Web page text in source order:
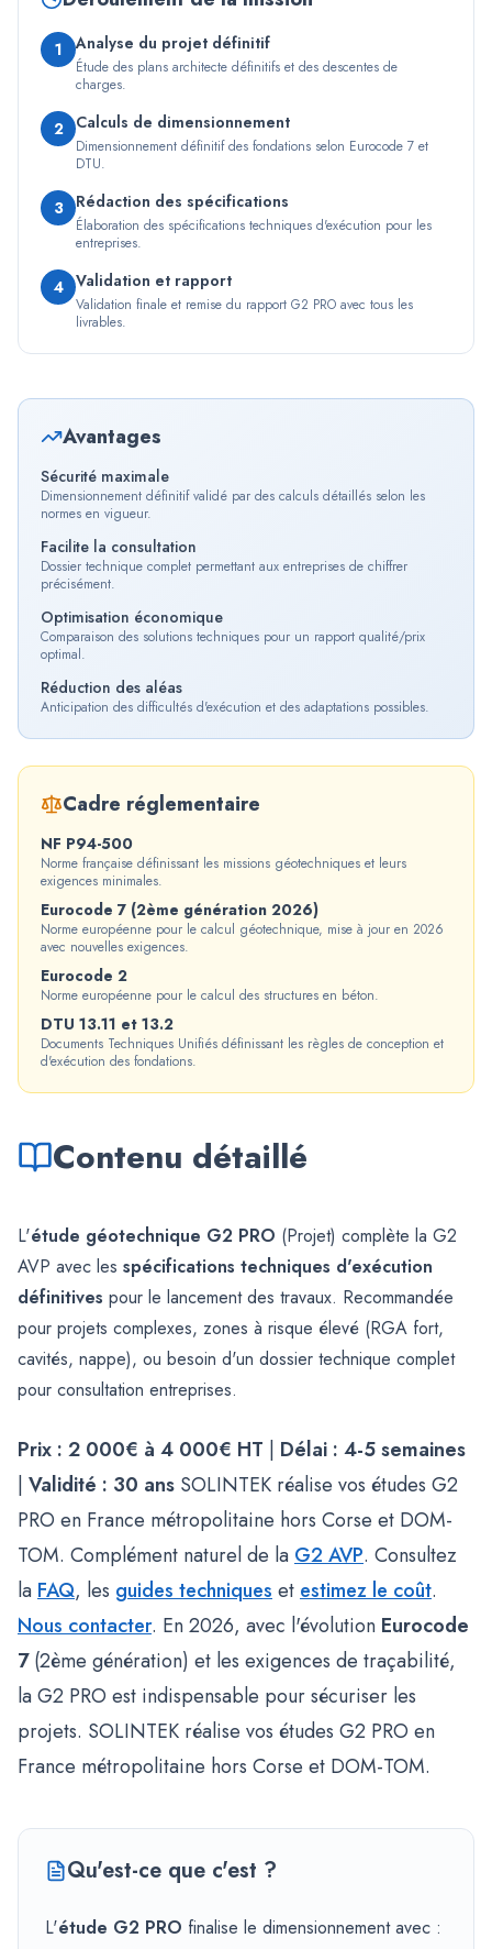
1 Analyse du projet définitif
Étude des plans architecte définitifs et des descentes de
charges.
2 Calculs de dimensionnement
Dimensionnement définitif des fondations selon Eurocode 7 et
DTU.
3 Rédaction des spécifications
Élaboration des spécifications techniques d'exécution pour les
entreprises.
4 Validation et rapport
Validation finale et remise du rapport G2 PRO avec tous les
livrables.
Avantages
Sécurité maximale
Dimensionnement définitif validé par des calculs détaillés selon les
normes en vigueur.
Facilite la consultation
Dossier technique complet permettant aux entreprises de chiffrer
précisément.
Optimisation économique
Comparaison des solutions techniques pour un rapport qualité/prix
optimal.
Réduction des aléas
Anticipation des difficultés d'exécution et des adaptations possibles.
Cadre réglementaire
NF P94-500
Norme française définissant les missions géotechniques et leurs
exigences minimales.
Eurocode 7 (2ème génération 2026)
Norme européenne pour le calcul géotechnique, mise à jour en 2026
avec nouvelles exigences.
Eurocode 2
Norme européenne pour le calcul des structures en béton.
DTU 13.11 et 13.2
Documents Techniques Unifiés définissant les règles de conception et
d'exécution des fondations.
Contenu détaillé
L'étude géotechnique G2 PRO (Projet) complète la G2
AVP avec les spécifications techniques d'exécution
définitives pour le lancement des travaux. Recommandée
pour projets complexes, zones à risque élevé (RGA fort,
cavités, nappe), ou besoin d'un dossier technique complet
pour consultation entreprises.
Prix : 2 000€ à 4 000€ HT | Délai : 4-5 semaines
| Validité : 30 ans SOLINTEK réalise vos études G2
PRO en France métropolitaine hors Corse et DOM-
TOM. Complément naturel de la G2 AVP. Consultez
la FAQ, les guides techniques et estimez le coût.
Nous contacter. En 2026, avec l'évolution Eurocode
7(2ème génération) et les exigences de traçabilité,
la G2 PRO est indispensable pour sécuriser les
projets. SOLINTEK réalise vos études G2 PRO en
France métropolitaine hors Corse et DOM-TOM.
Qu'est-ce que c'est ?
L'étude G2 PRO finalise le dimensionnement avec :